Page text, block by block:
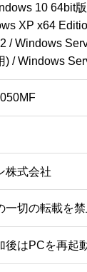
10 64bit
XP x64
/ Windows
) / Windows
株式会社
切の転載を禁
後はPCを再起